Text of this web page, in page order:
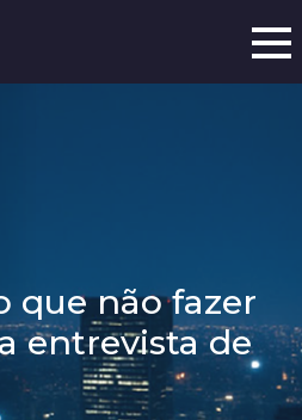
que não fazer
entrevista de